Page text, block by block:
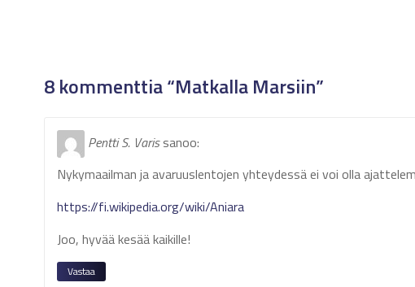
8 kommenttia “Matkalla Marsiin”
Pentti S. Varis sanoo:
Nykymaailman ja avaruuslentojen yhteydessä ei voi olla
https://fi.wikipedia.org/wiki/Aniara
Joo, hyvää kesää kaikille!
Vastaa